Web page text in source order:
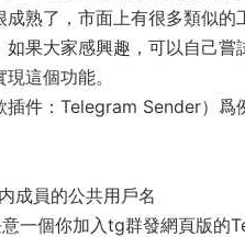
熟了，市面上有很多類似
果大家感興趣，可以自己嘗
這個功能。
插件：Telegram Sender）
成員的公共用戶名
一個你加入tg群發網頁版的